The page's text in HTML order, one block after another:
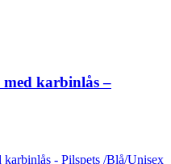
med karbinlås –